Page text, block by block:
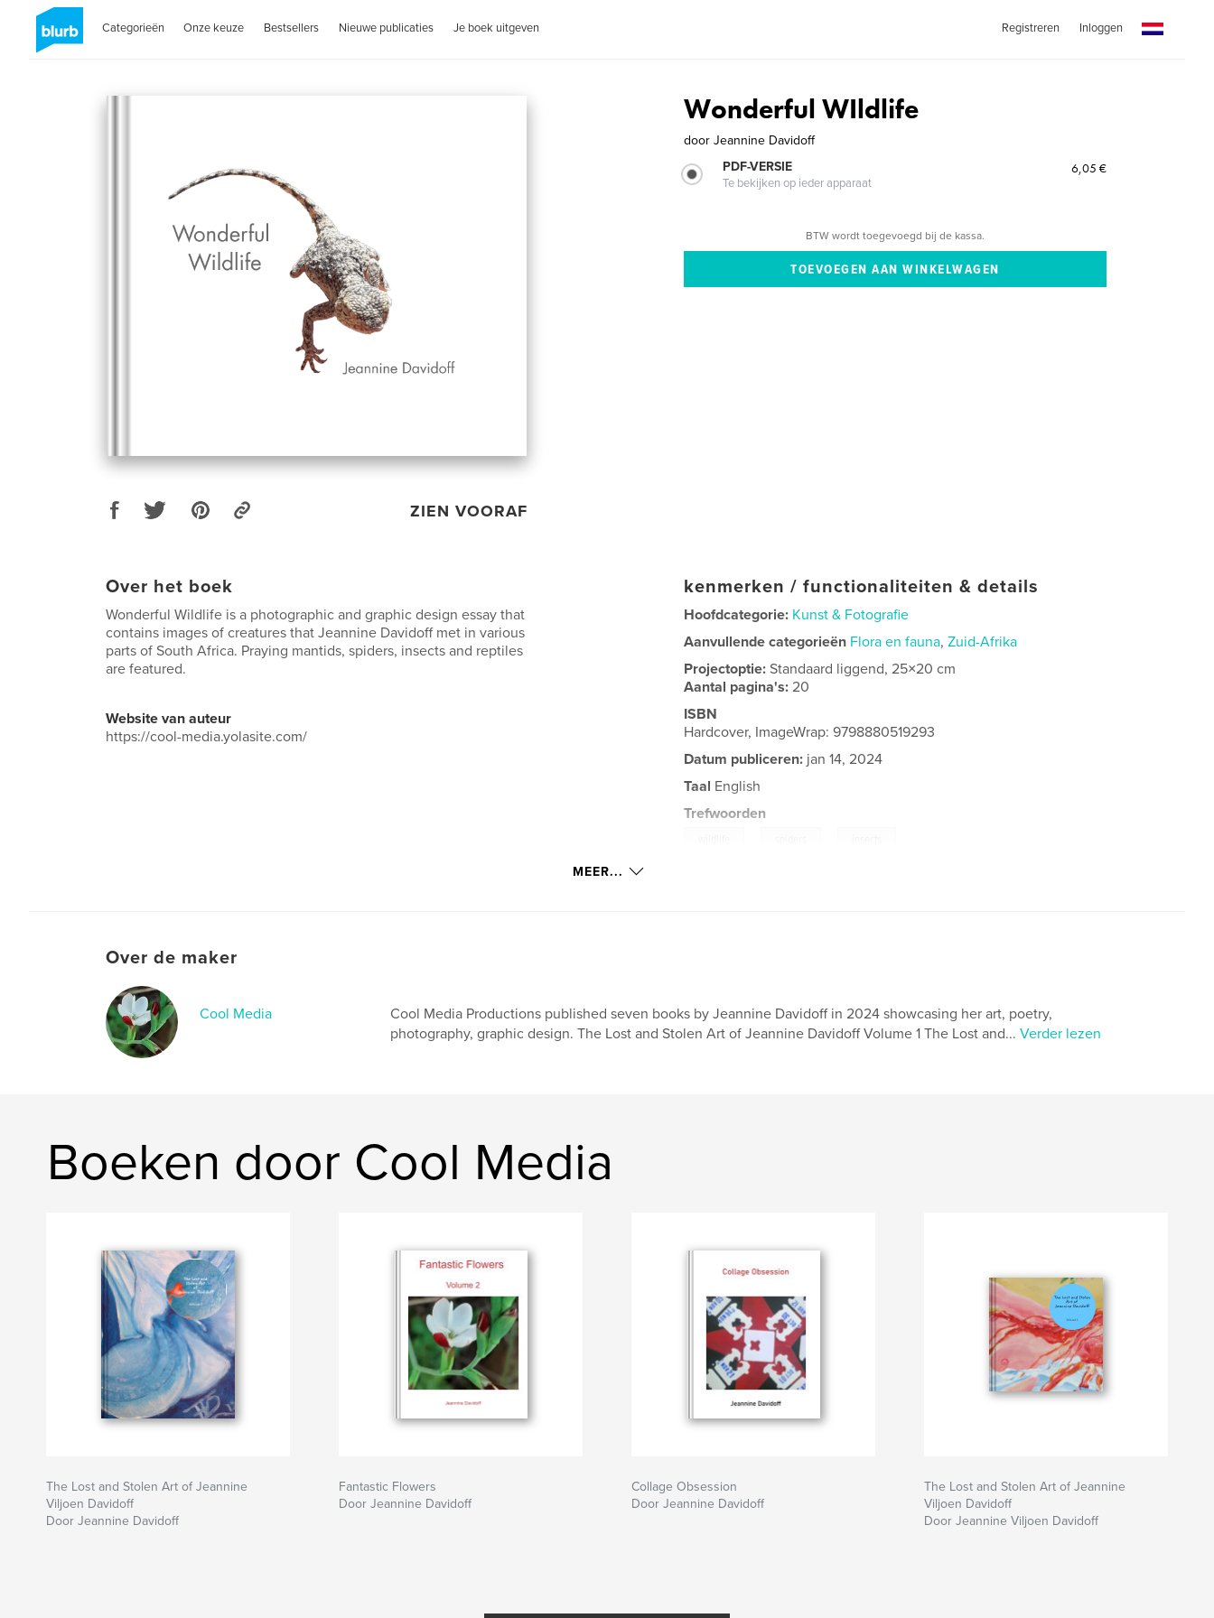
Categorieën Onze keuze Bestsellers Nieuwe publicaties Je boek uitgeven Registreren Inloggen
ZIEN VOORAF
Wonderful WIldlife
door Jeannine Davidoff
PDF-VERSIE
Te bekijken op ieder apparaat
6,05 €
BTW wordt toegevoegd bij de kassa.
Over het boek
Wonderful Wildlife is a photographic and graphic design essay that
contains images of creatures that Jeannine Davidoff met in various
parts of South Africa. Praying mantids, spiders, insects and reptiles
are featured.
Website van auteur
https://cool-media.yolasite.com/
kenmerken / functionaliteiten & details
Hoofdcategorie: Kunst & Fotografie
Aanvullende categorieën Flora en fauna,Zuid-Afrika
Projectoptie:Standaard liggend, 25×20 cm
Aantal pagina's:20
ISBN
Hardcover, ImageWrap: 9798880519293
Datum publiceren: jan 14, 2024
Taal English
Trefwoorden
MEER...
Over de maker
Cool Media
Cool Media Productions published seven books by Jeannine Davidoff in 2024 showcasing her art, poetry,
photography, graphic design. The Lost and Stolen Art of Jeannine Davidoff Volume 1 The Lost and... Verder lezen
Boeken door Cool Media
The Lost and Stolen Art of Jeannine
Viljoen Davidoff
Door Jeannine Davidoff
Fantastic Flowers
Door Jeannine Davidoff
Collage Obsession
Door Jeannine Davidoff
The Lost and Stolen Art of Jeannine
Viljoen Davidoff
Door Jeannine Viljoen Davidoff